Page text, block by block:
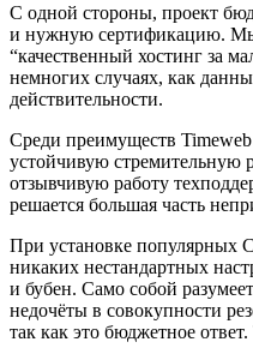
С одной стороны, проект
и нужную сертификацию.
“качественный хостинг за
немногих случаях, как
действительности.
Среди преимуществ
устойчивую стремительную
отзывчивую работу
решается большая часть
При установке популярных
никаких нестандартных
и бубен. Само собой
недочёты в совокупности
так как это бюджетное